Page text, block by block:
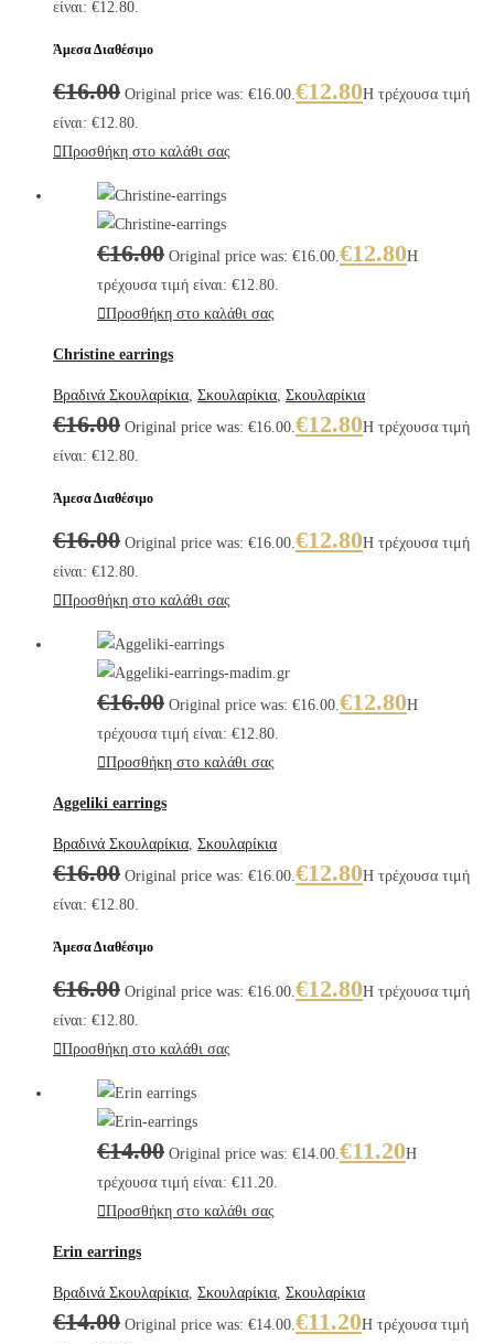
είναι: €12.80.
Άμεσα Διαθέσιμο
€16.00 Original price was: €16.00.€12.80Η τρέχουσα τιμή
είναι: €12.80.
Προσθήκη στο καλάθι σας
€16.00 Original price was: €16.00.€12.80Η
τρέχουσα τιμή είναι: €12.80.
Προσθήκη στο καλάθι σας
Christine earrings
Βραδινά Σκουλαρίκια, Σκουλαρίκια, Σκουλαρίκια
€16.00 Original price was: €16.00.€12.80Η τρέχουσα τιμή
είναι: €12.80.
Άμεσα Διαθέσιμο
€16.00 Original price was: €16.00.€12.80Η τρέχουσα τιμή
είναι: €12.80.
Προσθήκη στο καλάθι σας
€16.00 Original price was: €16.00.€12.80Η
τρέχουσα τιμή είναι: €12.80.
Προσθήκη στο καλάθι σας
Aggeliki earrings
Βραδινά Σκουλαρίκια, Σκουλαρίκια
€16.00 Original price was: €16.00.€12.80Η τρέχουσα τιμή
είναι: €12.80.
Άμεσα Διαθέσιμο
€16.00 Original price was: €16.00.€12.80Η τρέχουσα τιμή
είναι: €12.80.
Προσθήκη στο καλάθι σας
€14.00 Original price was: €14.00.€11.20Η
τρέχουσα τιμή είναι: €11.20.
Προσθήκη στο καλάθι σας
Erin earrings
Βραδινά Σκουλαρίκια, Σκουλαρίκια, Σκουλαρίκια
€14.00 Original price was: €14.00.€11.20Η τρέχουσα τιμή